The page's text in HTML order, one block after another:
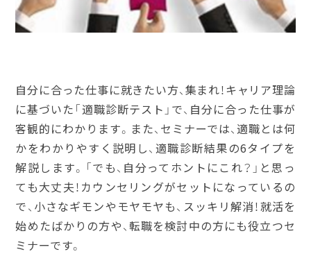
自分に合った仕事に就きたい方、集まれ！キャリア理論
に基づいた「適職診断テスト」で、自分に合った仕事が
客観的にわかります。また、セミナーでは、適職とは何
かをわかりやすく説明し、適職診断結果の6タイプを
解説します。「でも、自分ってホントにこれ？」と思っ
ても大丈夫！カウンセリングがセットになっているの
で、小さなギモンやモヤモヤも、スッキリ解消！就活を
始めたばかりの方や、転職を検討中の方にも役立つセ
ミナーです。